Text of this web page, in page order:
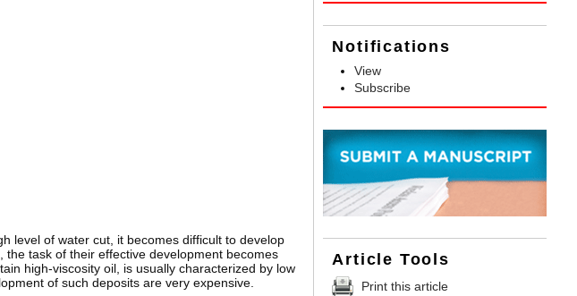
Notifications
View
Subscribe
Article Tools
Print this article
level of water cut, it becomes difficult to develop
task of their effective development becomes
high-viscosity oil, is usually characterized by low
of such deposits are very expensive.